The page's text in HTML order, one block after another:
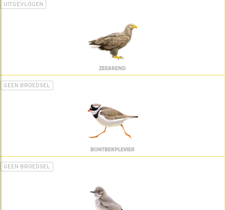
UITGEVLOGEN
ZEEAREND
GEEN BROEDSEL
BONTBEKPLEVIER
GEEN BROEDSEL